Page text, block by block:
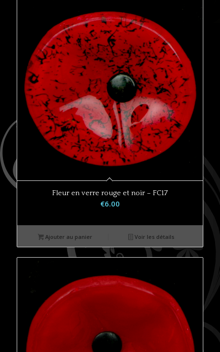
Fleur en verre rouge et noir – FC17
€6.00
Ajouter au panier Voir les détails